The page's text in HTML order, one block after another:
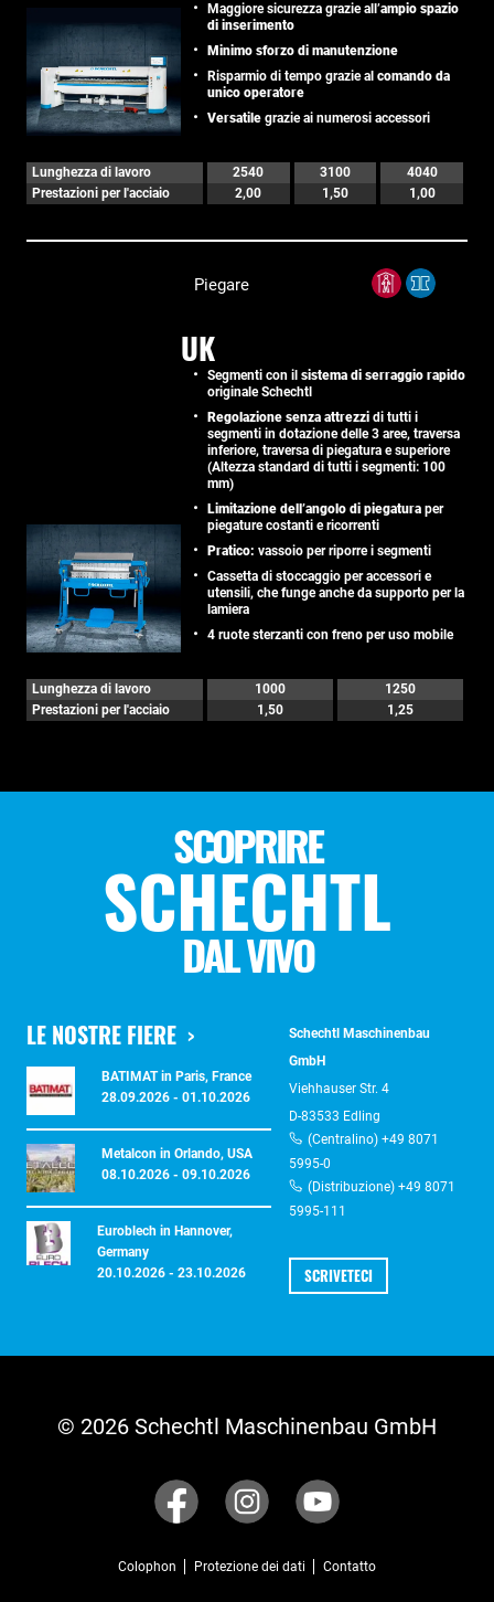
Maggiore sicurezza grazie all’ampio spazio
di inserimento
Minimo sforzo di manutenzione
Risparmio di tempo grazie al comando da
unico operatore
Versatile grazie ai numerosi accessori
Lunghezza di lavoro 2540 3100
4040
Prestazioni per l'acciaio
2,00 1,50 1,00
Piegare
UK
Segmenti con il sistema di serraggio rapido
originale Schechtl
Regolazione senza attrezzi di tutti i
segmenti in dotazione delle 3 aree, traversa
inferiore, traversa di piegatura e superiore
(Altezza standard di tutti i segmenti: 100
mm)
Limitazione dell’angolo di piegatura per
piegature costanti e ricorrenti
Pratico: vassoio per riporre i segmenti
Cassetta di stoccaggio per accessori e
utensili, che funge anche da supporto per la
lamiera
4 ruote sterzanti con freno per uso mobile
Lunghezza di lavoro 1000
1250
Prestazioni per l'acciaio
1,50 1,25
SCOPRIRE
SCHECHTL
DAL VIVO
LE NOSTRE FIERE
BATIMAT in Paris, France
28.09.2026 - 01.10.2026
Metalcon in Orlando, USA
08.10.2026 - 09.10.2026
Euroblech in Hannover,
Germany
20.10.2026 - 23.10.2026
Schechtl Maschinenbau
GmbH
Viehhauser Str. 4
D-83533 Edling
(Centralino) +49 8071
5995-0
(Distribuzione) +49 8071
5995-111
SCRIVETECI
© 2026 Schechtl Maschinenbau GmbH
Colophon Protezione dei dati Contatto